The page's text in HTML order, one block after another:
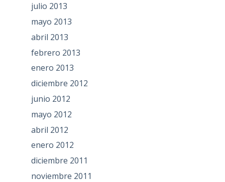
julio 2013
mayo 2013
abril 2013
febrero 2013
enero 2013
diciembre 2012
junio 2012
mayo 2012
abril 2012
enero 2012
diciembre 2011
noviembre 2011